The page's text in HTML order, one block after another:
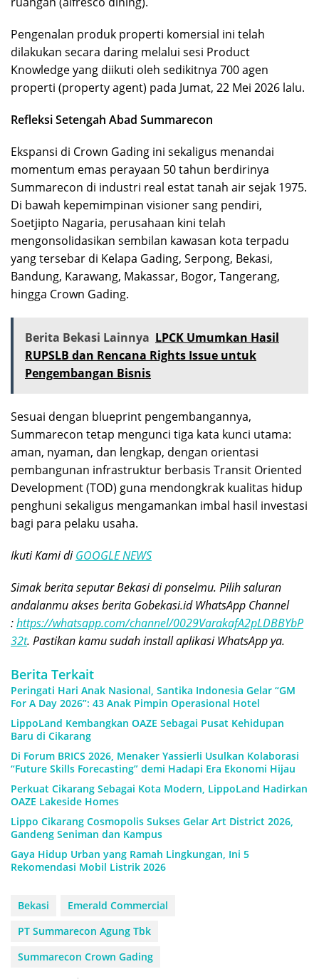
Pengenalan produk properti komersial ini telah
dilakukan secara daring melalui sesi Product
Knowledge yang diikuti oleh sedikitnya 700 agen
properti (property agent) pada Jumat, 22 Mei 2026 lalu.
Refleksi Setengah Abad Summarecon
Ekspansi di Crown Gading ini sekaligus menandai
momentum emas perayaan 50 tahun berdirinya
Summarecon di industri real estat tanah air sejak 1975.
Di bawah kepemimpinan visioner sang pendiri,
Soetjipto Nagaria, perusahaan kini telah
mengonsolidasikan sembilan kawasan kota terpadu
yang tersebar di Kelapa Gading, Serpong, Bekasi,
Bandung, Karawang, Makassar, Bogor, Tangerang,
hingga Crown Gading.
Berita Bekasi Lainnya LPCK Umumkan Hasil
RUPSLB dan Rencana Rights Issue untuk
Pengembangan Bisnis
Sesuai dengan blueprint pengembangannya,
Summarecon tetap mengunci tiga kata kunci utama:
aman, nyaman, dan lengkap, dengan orientasi
pembangunan infrastruktur berbasis Transit Oriented
Development (TOD) guna mendongkrak kualitas hidup
penghuni sekaligus mengamankan imbal hasil investasi
bagi para pelaku usaha.
Ikuti Kami diGOOGLE NEWS
Simak berita seputar Bekasi di ponselmu. Pilih saluran
andalanmu akses berita Gobekasi.id WhatsApp Channel
:https://whatsapp.com/channel/0029VarakafA2pLDBBYbP
32t. Pastikan kamu sudah install aplikasi WhatsApp ya.
Berita Terkait
Peringati Hari Anak Nasional, Santika Indonesia Gelar “GM
For A Day 2026”: 43 Anak Pimpin Operasional Hotel
LippoLand Kembangkan OAZE Sebagai Pusat Kehidupan
Baru di Cikarang
Di Forum BRICS 2026, Menaker Yassierli Usulkan Kolaborasi
“Future Skills Forecasting” demi Hadapi Era Ekonomi Hijau
Perkuat Cikarang Sebagai Kota Modern, LippoLand Hadirkan
OAZE Lakeside Homes
Lippo Cikarang Cosmopolis Sukses Gelar Art District 2026,
Gandeng Seniman dan Kampus
Gaya Hidup Urban yang Ramah Lingkungan, Ini 5
Rekomendasi Mobil Listrik 2026
Bekasi
Emerald Commercial
PT Summarecon Agung Tbk
Summarecon Crown Gading